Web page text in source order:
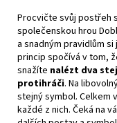
Procvičte svůj postřeh
společenskou hrou
a snadným pravidlům
princip spočívá v tom,
snažíte nalézt dva
protihráči. Na
stejný symbol. Celkem
každé z nich. Čeká na